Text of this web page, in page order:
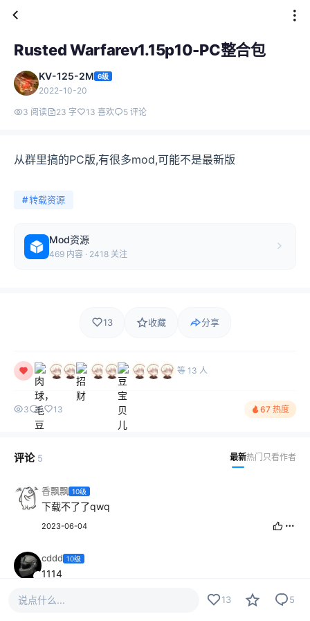
Rusted Warfarev1.15p10-PC整合包
KV-125-2M 6级
2022-10-20
3 阅读 23 字 13 喜欢 5 评论
从群里搞的PC版,有很多mod,可能不是最新版
#转载资源
Mod资源
469 内容 · 2418 关注
13 收藏 分享
等 13 人
3 5 13 67 热度
评论 5 最新热门 只看作者
香飘飘 10级
下载不了了qwq
2023-06-04
cddd 10级
1114
2022-10-21
说点什么... 13 5